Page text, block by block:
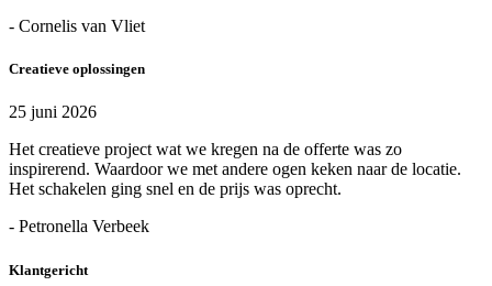
- Cornelis van Vliet
Creatieve oplossingen
25 juni 2026
Het creatieve project wat we kregen na de offerte was zo
inspirerend. Waardoor we met andere ogen keken naar de locatie.
Het schakelen ging snel en de prijs was oprecht.
- Petronella Verbeek
Klantgericht